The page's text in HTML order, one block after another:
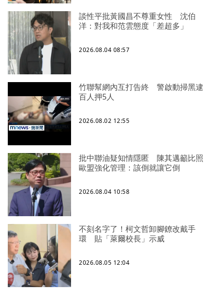
談性平批黃國昌不尊重女性 沈伯
洋：對我和范雲態度「差超多」
2026.08.04 08:57
竹聯幫網內互打告終 警啟動掃黑逮
百人押5人
2026.08.02 12:55
批中聯油疑知情隱匿 陳其邁籲比照
歐盟強化管理：該倒就讓它倒
2026.08.04 10:58
不刻名字了！柯文哲卸腳鐐改戴手
環 貼「萊爾校長」示威
2026.08.05 12:04